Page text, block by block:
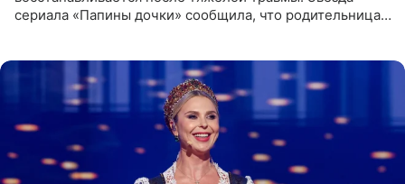
сериала «Папины дочки» сообщила, что родительница